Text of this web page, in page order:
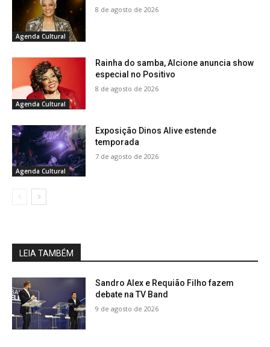
Agenda Cultural
8 de agosto de 2026
Agenda Cultural
Rainha do samba, Alcione anuncia show
especial no Positivo
8 de agosto de 2026
Agenda Cultural
Exposição Dinos Alive estende
temporada
7 de agosto de 2026
LEIA TAMBÉM
Sandro Alex e Requião Filho fazem
debate na TV Band
9 de agosto de 2026